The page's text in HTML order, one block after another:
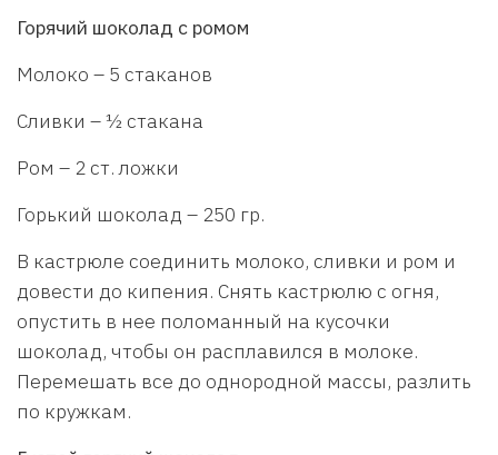
Горячий шоколад с ромом
Молоко – 5 стаканов
Сливки – ½ стакана
Ром – 2 ст. ложки
Горький шоколад – 250 гр.
В кастрюле соединить молоко, сливки и ром и
довести до кипения. Снять кастрюлю с огня,
опустить в нее поломанный на кусочки
шоколад, чтобы он расплавился в молоке.
Перемешать все до однородной массы, разлить
по кружкам.